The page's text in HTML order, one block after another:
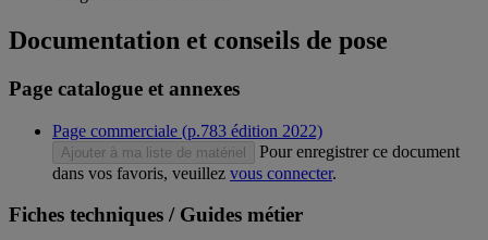
Documentation et conseils de pose
Page catalogue et annexes
Page commerciale (p.783 édition 2022)
Ajouter à ma liste de matériel
Pour enregistrer ce document
dans vos favoris, veuillez vous connecter.
Fiches techniques / Guides métier